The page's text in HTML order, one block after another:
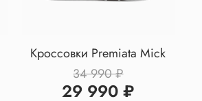
Кроссовки Premiata Mick
34 990 ₽
29 990 ₽